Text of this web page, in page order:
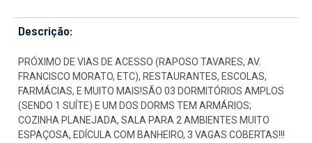
Descrição:
PRÓXIMO DE VIAS DE ACESSO (RAPOSO TAVARES, AV.
FRANCISCO MORATO, ETC), RESTAURANTES, ESCOLAS,
FARMÁCIAS, E MUITO MAIS!SÃO 03 DORMITÓRIOS AMPLOS
(SENDO 1 SUÍTE) E UM DOS DORMS TEM ARMÁRIOS;
COZINHA PLANEJADA, SALA PARA 2 AMBIENTES MUITO
ESPAÇOSA, EDÍCULA COM BANHEIRO, 3 VAGAS COBERTAS!!!